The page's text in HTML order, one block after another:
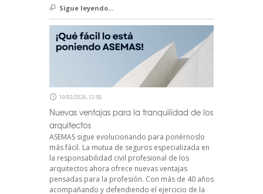
Sigue leyendo...
10/02/2026, 12:58
Nuevas ventajas para la tranquilidad de los
arquitectos
ASEMAS sigue evolucionando para ponérnoslo
más fácil. La mutua de seguros especializada en
la responsabilidad civil profesional de los
arquitectos ahora ofrece nuevas ventajas
pensadas para la profesión. Con más de 40 años
acompañando y defendiendo el ejercicio de la